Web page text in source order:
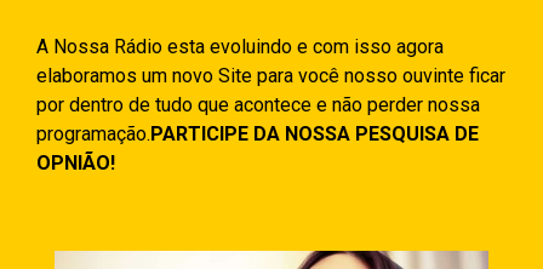
A Nossa Rádio esta evoluindo e com isso agora
elaboramos um novo Site para você nosso ouvinte ficar
por dentro de tudo que acontece e não perder nossa
programação.PARTICIPE DA NOSSA PESQUISA DE
OPNIÃO!